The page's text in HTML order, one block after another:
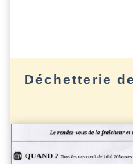
Déchetterie